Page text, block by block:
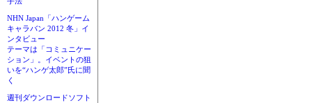
NHN Japan「ハンゲーム
キャラバン 2012 冬」イ
ンタビュー
テーマは「コミュニケー
ション」。イベントの狙
いを“ハンゲ太郎”氏に聞
く
週刊ダウンロードソフト